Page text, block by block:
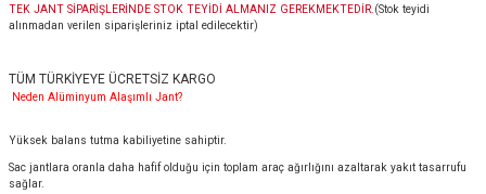
Jant
TEK JANT SİPARİŞLERİNDE STOK TEYİDİ ALMANIZ GEREKMEKTEDİR. (Stok teyidi
alınmadan verilen siparişleriniz iptal edilecektir)
TÜM TÜRKİYEYE ÜCRETSİZ KARGO
Neden Alüminyum Alaşımlı Jant?
Yüksek balans tutma kabiliyetine sahiptir.
Sac jantlara oranla daha hafif olduğu için toplam araç ağırlığını azaltarak yakıt tasarrufu
sağlar.